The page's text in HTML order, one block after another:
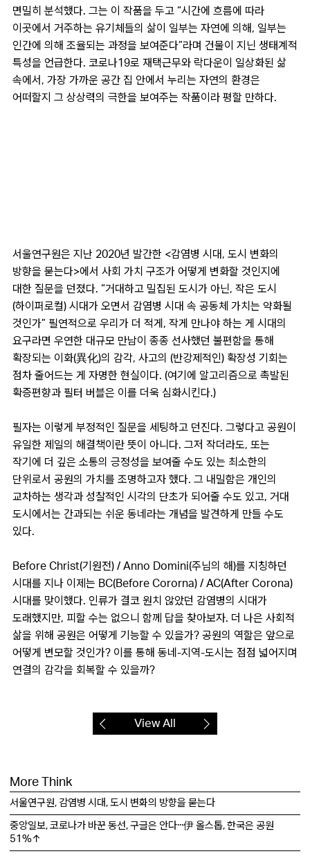
면밀히 분석했다. 그는 이 작품을 두고 “시간에 흐름에 따라
이곳에서 거주하는 유기체들의 삶이 일부는 자연에 의해, 일부는
인간에 의해 조율되는 과정을 보여준다”라며 건물이 지닌 생태계적
특성을 언급한다. 코로나19로 재택근무와 락다운이 일상화된 삶
속에서, 가장 가까운 공간 집 안에서 누리는 자연의 환경은
어떠할지 그 상상력의 극한을 보여주는 작품이라 평할 만하다.
서울연구원은 지난 2020년 발간한 <감염병 시대, 도시 변화의
방향을 묻는다>에서 사회 가치 구조가 어떻게 변화할 것인지에
대한 질문을 던졌다. “거대하고 밀집된 도시가 아닌, 작은 도시
(하이퍼로컬) 시대가 오면서 감염병 시대 속 공동체 가치는 약화될
것인가” 필연적으로 우리가 더 적게, 작게 만나야 하는 게 시대의
요구라면 우연한 대규모 만남이 종종 선사했던 불편함을 통해
확장되는 이화(異化)의 감각, 사고의 (반강제적인) 확장성 기회는
점차 줄어드는 게 자명한 현실이다. (여기에 알고리즘으로 촉발된
확증편향과 필터 버블은 이를 더욱 심화시킨다.)
필자는 이렇게 부정적인 질문을 세팅하고 던진다. 그렇다고 공원이
유일한 제일의 해결책이란 뜻이 아니다. 그저 작더라도, 또는
작기에 더 깊은 소통의 긍정성을 보여줄 수도 있는 최소한의
단위로서 공원의 가치를 조명하고자 했다. 그 내밀함은 개인의
교차하는 생각과 성찰적인 시각의 단초가 되어줄 수도 있고, 거대
도시에서는 간과되는 쉬운 동네라는 개념을 발견하게 만들 수도
있다.
Before Christ(기원전) / Anno Domini(주님의 해)를 지칭하던
시대를 지나 이제는 BC(Before Cororna) / AC(After Corona)
시대를 맞이했다. 인류가 결코 원치 않았던 감염병의 시대가
도래했지만, 피할 수는 없으니 함께 답을 찾아보자. 더 나은 사회적
삶을 위해 공원은 어떻게 기능할 수 있을가? 공원의 역할은 앞으로
어떻게 변모할 것인가? 이를 통해 동네-지역-도시는 점점 넓어지며
연결의 감각을 회복할 수 있을까?
View All
More Think
서울연구원, 감염병 시대, 도시 변화의 방향을 묻는다
중앙일보, 코로나가 바꾼 동선, 구글은 안다···伊 올스톱, 한국은 공원
51%↑